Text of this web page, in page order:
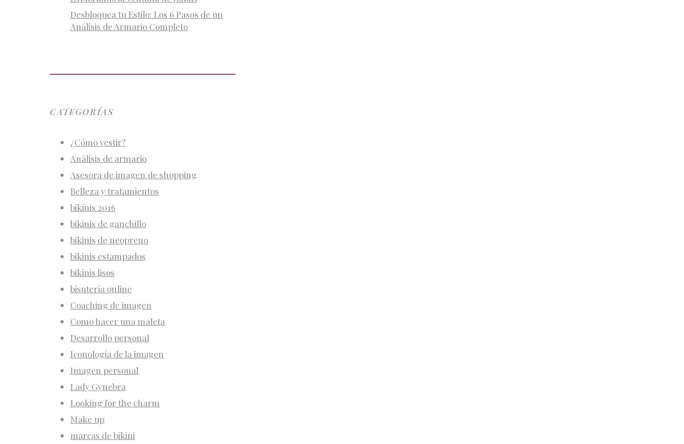
Desbloquea tu Estilo: Los 6 Pasos de un
Análisis de Armario Completo
CATEGORÍAS
¿Cómo vestir?
Análisis de armario
Asesora de imagen de shopping
Belleza y tratamientos
bikinis 2016
bikinis de ganchillo
bikinis de neopreno
bikinis estampados
bikinis lisos
bisutería online
Coaching de imagen
Como hacer una maleta
Desarrollo personal
Iconología de la imagen
Imagen personal
Lady Gynebra
Looking for the charm
Make up
marcas de bikini